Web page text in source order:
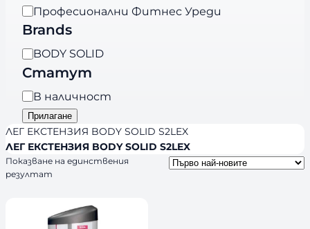
а
т
г
о
р
и
я
Професионални Фитнес Уреди
Brands
B
r
a
n
d
BODY SOLID
Статут
Н
а
л
и
ч
н
В наличност
Прилагане
ЛЕГ ЕКСТЕНЗИЯ BODY SOLID S2LEX
ЛЕГ ЕКСТЕНЗИЯ BODY SOLID S2LEX
Показване на единствения
резултат